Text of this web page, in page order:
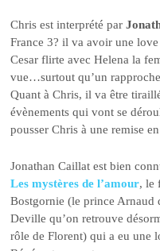
Chris est interprété par
France 3? il va avoir une
Cesar flirte avec Helena la
vue…surtout qu’un
Quant à Chris, il va être
évènements qui vont se
pousser Chris à une remise
Jonathan Caillat est bien
Les mystères de l’amour, le
Bostgornie (le prince Arnaud
Deville qu’on retrouve
rôle de Florent) qui a eu une